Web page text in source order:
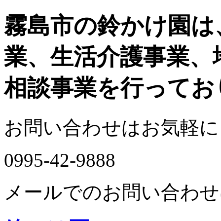
霧島市の鈴かけ園
業、生活介護事業
相談事業を行って
お問い合わせはお気軽に
0995-42-9888
メールでのお問い合わ